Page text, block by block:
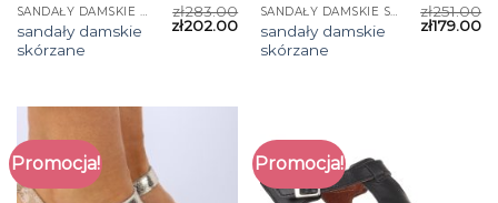
SANDAŁY DAMSKIE SKÓRZANE
sandały damskie
skórzane
zł283.00
zł202.00
SANDAŁY DAMSKIE SKÓRZANE
sandały damskie
skórzane
zł251.00
zł179.00
Promocja! Promocja!